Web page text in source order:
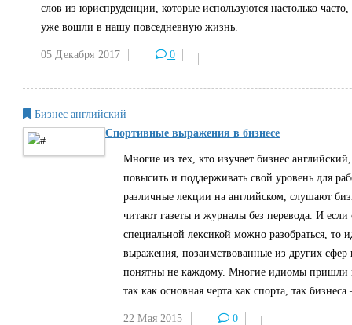
слов из юриспруденции, которые используются настолько часто,
уже вошли в нашу повседневную жизнь.
05 Декабря 2017 0
Бизнес английский
Спортивные выражения в бизнесе
Многие из тех, кто изучает бизнес
повысить и поддерживать свой уровень для
различные лекции на английском, слушают
читают газеты и журналы без перевода. И
специальной лексикой можно разобраться, то
выражения, позаимствованные из других
понятны не каждому. Многие идиомы пришли
так как основная черта как спорта, так бизнеса
22 Мая 2015 0